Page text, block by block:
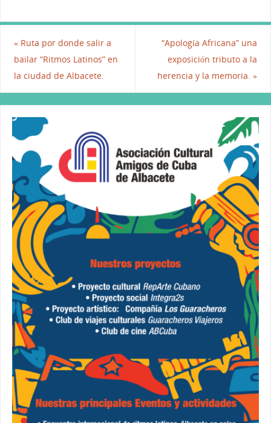
c
e
b
o
o
k
itt
er
ai
l
k
e
dI
at
p
«Ruta por donde salir a
bailar “Ritmos Latinos” en
la ciudad de Albacete.
“Apología Africana” una
exposición tributo a la
herencia y la memoria.»